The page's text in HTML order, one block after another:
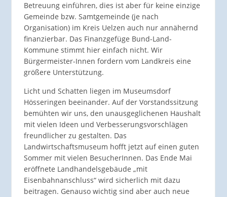
Betreuung einführen, dies ist aber für keine einzige
Gemeinde bzw. Samtgemeinde (je nach
Organisation) im Kreis Uelzen auch nur annähernd
finanzierbar. Das Finanzgefüge Bund-Land-
Kommune stimmt hier einfach nicht. Wir
Bürgermeister-Innen fordern vom Landkreis eine
größere Unterstützung.
Licht und Schatten liegen im Museumsdorf
Hösseringen beeinander. Auf der Vorstandssitzung
bemühten wir uns, den unausgeglichenen Haushalt
mit vielen Ideen und Verbesserungsvorschlägen
freundlicher zu gestalten. Das
Landwirtschaftsmuseum hofft jetzt auf einen guten
Sommer mit vielen BesucherInnen. Das Ende Mai
eröffnete Landhandelsgebäude „mit
Eisenbahnanschluss“ wird sicherlich mit dazu
beitragen. Genauso wichtig sind aber auch neue